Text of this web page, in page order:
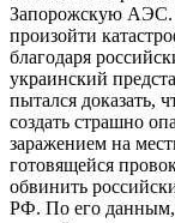
Запорожскую АЭС.
произойти
благодаря
украинский
пытался доказать,
создать страшно
заражением на
готовящейся
обвинить
РФ. По его данным,